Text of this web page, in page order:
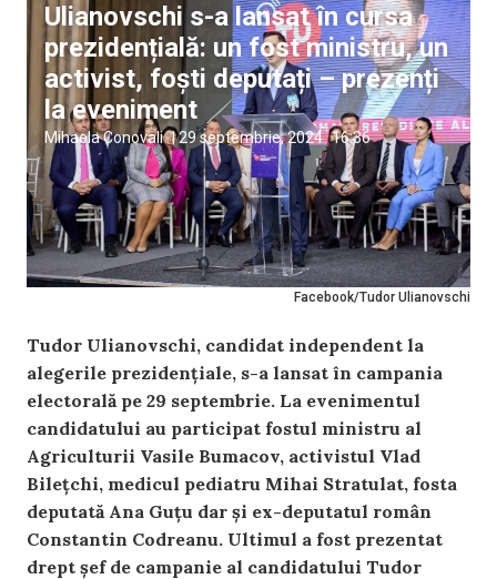
Facebook/Tudor Ulianovschi
Ulianovschi s-a lansat în cursa
prezidențială: un fost ministru, un
activist, foști deputați – prezenți
la eveniment
Mihaela Conovali |29 septembrie, 2024 16:36
Tudor Ulianovschi, candidat independent la
alegerile prezidențiale, s-a lansat în campania
electorală pe 29 septembrie. La evenimentul
candidatului au participat fostul ministru al
Agriculturii Vasile Bumacov, activistul Vlad
Bilețchi, medicul pediatru Mihai Stratulat, fosta
deputată Ana Guțu dar și ex-deputatul român
Constantin Codreanu. Ultimul a fost prezentat
drept șef de campanie al candidatului Tudor